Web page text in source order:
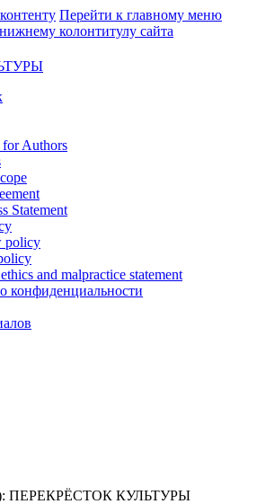
Перейти к главному меню
колонтитулу сайта
Authors
Statement
policy
and malpractice statement
конфиденциальности
ПЕРЕКРЁСТОК КУЛЬТУРЫ